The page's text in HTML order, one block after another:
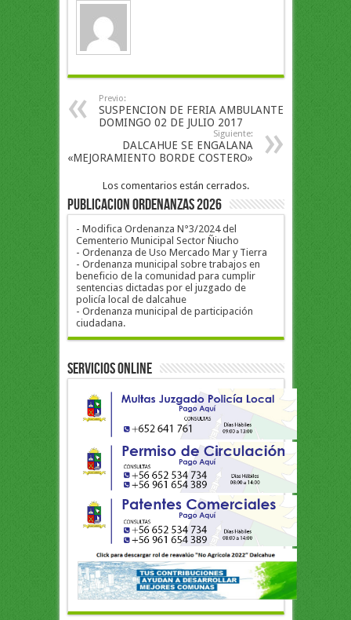
Previo:
SUSPENCION DE FERIA AMBULANTE
DOMINGO 02 DE JULIO 2017
Siguiente:
DALCAHUE SE ENGALANA
«MEJORAMIENTO BORDE COSTERO»
Los comentarios están cerrados.
PUBLICACION ORDENANZAS 2026
- Modifica Ordenanza N°3/2024 del
Cementerio Municipal Sector Ñiucho
- Ordenanza de Uso Mercado Mar y Tierra
- Ordenanza municipal sobre trabajos en
beneficio de la comunidad para cumplir
sentencias dictadas por el juzgado de
policía local de dalcahue
- Ordenanza municipal de participación
ciudadana.
Servicios Online